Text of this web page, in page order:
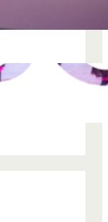
record prin